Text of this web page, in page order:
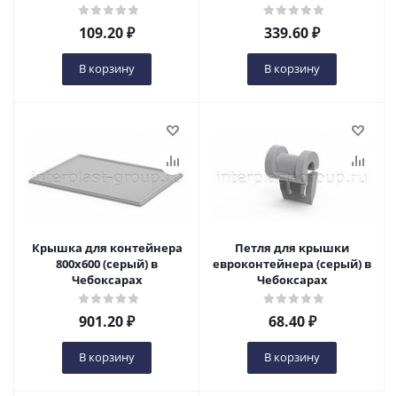
109.20₽
В корзину
339.60₽
В корзину
Крышка для контейнера
800х600 (серый) в
Чебоксарах
901.20₽
В корзину
Петля для крышки
евроконтейнера (серый) в
Чебоксарах
68.40₽
В корзину